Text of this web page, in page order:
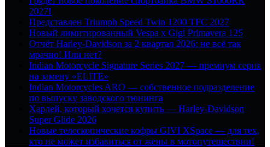
2027!
Представлен Triumph Speed Twin 1200 TFC 2027
Новый лимитированный Vespa x Gigi Primavera 125
Отчёт Harley-Davidson за 2 квартал 2026: не всё так
мрачно! Или нет?
Indian Motorcycle Signature Series 2027 — премиум серия
на замену «ELITE»
Indian Motorcycles ARO — собственное подразделение
по выпуску заводского тюнинга
Харлей, который хочется купить — Harley-Davidson
Super Glide 2026
Новые телескопические кофры GIVI XSpace — для тех,
кто не может избавиться от жены в мотопутешествии!